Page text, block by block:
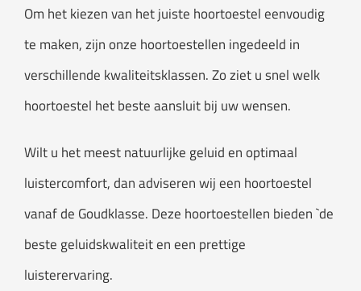
Webshop
Overig
Om het kiezen van het juiste hoortoestel eenvoudig
te maken, zijn onze hoortoestellen ingedeeld in
verschillende kwaliteitsklassen. Zo ziet u snel welk
hoortoestel het beste aansluit bij uw wensen.
Wilt u het meest natuurlijke geluid en optimaal
luistercomfort, dan adviseren wij een hoortoestel
vanaf de Goudklasse. Deze hoortoestellen bieden `de
beste geluidskwaliteit en een prettige
luisterervaring.